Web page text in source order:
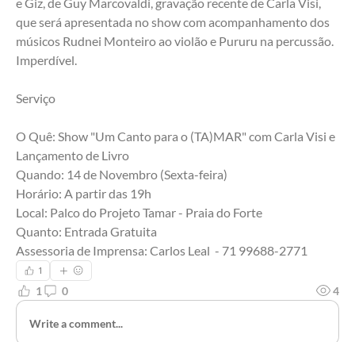
e Giz, de Guy Marcovaldi, gravação recente de Carla Visi,
que será apresentada no show com acompanhamento dos
músicos Rudnei Monteiro ao violão e Pururu na percussão.
Imperdível.
Serviço
O Quê: Show "Um Canto para o (TA)MAR" com Carla Visi e
Lançamento de Livro
Quando: 14 de Novembro (Sexta-feira)
Horário: A partir das 19h
Local: Palco do Projeto Tamar - Praia do Forte
Quanto: Entrada Gratuita
Assessoria de Imprensa: Carlos Leal  - 71 99688-2771
1
1 0 4
Write a comment...